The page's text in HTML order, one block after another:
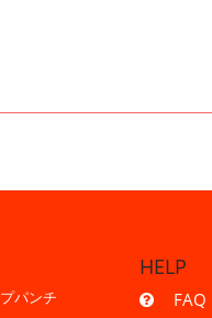
パンチ
HELP
FAQ